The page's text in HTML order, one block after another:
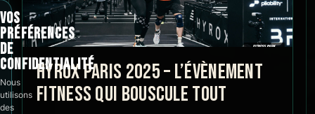
HYROX PARIS 2025 – L’ÉVÈNEMENT
FITNESS QUI BOUSCULE TOUT
VOS
PRÉFÉRENCES
DE
CONFIDENTIALITÉ
Nous
utilisons
des